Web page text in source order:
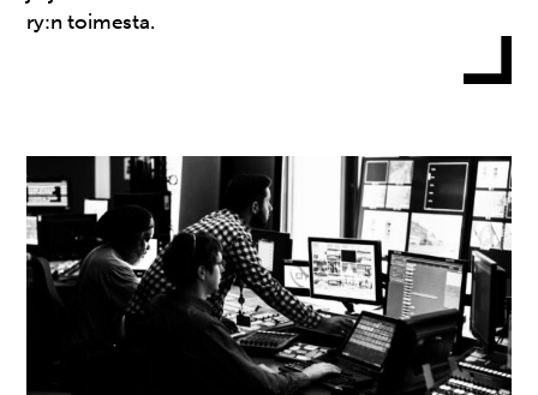
ry:n toimesta.